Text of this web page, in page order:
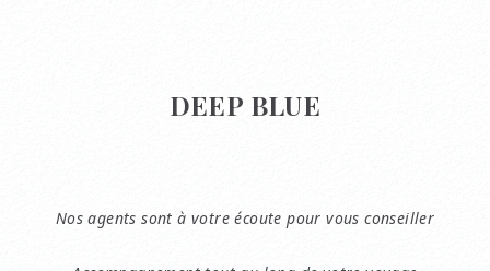
DEEP BLUE
Nos agents sont à votre écoute pour vous conseiller